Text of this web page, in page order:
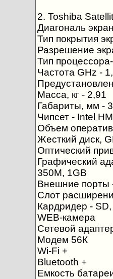
2. Toshiba
Диагональ
Тип покрытия
Разрешение
Тип
Частота GHz -
Масса, кг - 2,91
Габариты, мм -
Чипсет - Intel
Объем
Жесткий диск,
Оптический
Графический
350M, 1GB
Внешние порты
Слот
Кардридер -
WEB-камера
Сетевой
Модем 56К
Wi-Fi +
Bluetooth +
Емкость